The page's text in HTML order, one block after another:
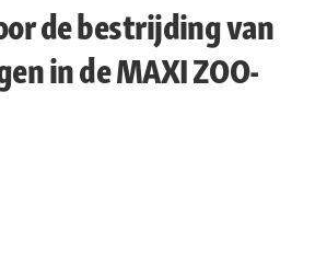
de bestrijding van
in de MAXI ZOO-